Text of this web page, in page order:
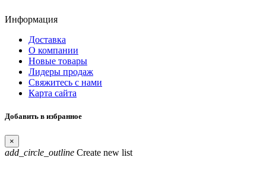
Информация
Доставка
О компании
Новые товары
Лидеры продаж
Свяжитесь с нами
Карта сайта
Добавить в избранное
×
add_circle_outline Create new list